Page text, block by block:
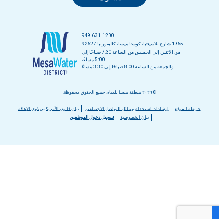
949.631.1200
1965 شارع بلاسينتيا، كوستا ميسا، كاليفورنيا 92627
من الاثنين إلى الخميس من الساعة 7:30 صباحًا إلى
5:00 مساءً،
والجمعة من الساعة 8:00 صباحًا إلى 3:30 مساءً
قائمة
خريطة الموقع إرشادات استخدام وسائل التواصل الاجتماعي
بيان قانون الأمريكيين ذوي الإعاقة
بيان الخصوصية
تسجيل دخول الموظفين